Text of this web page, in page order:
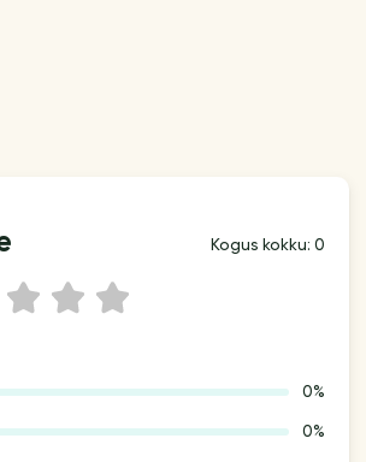
Kogus kokku: 0
5
4
3
0%
0%